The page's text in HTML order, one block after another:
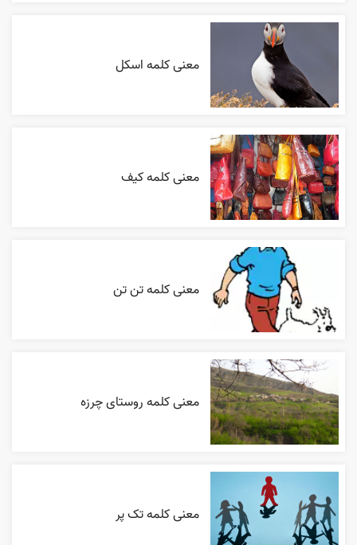
معنی کلمه اسکل
معنی کلمه کیف
معنی کلمه تن تن
معنی کلمه روستای چرزه
معنی کلمه تک پر